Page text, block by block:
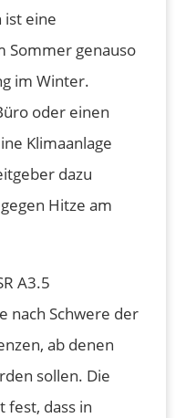
ist eine
Sommer genauso
im Winter.
oder einen
Klimaanlage
dazu
Hitze am
A3.5
nach Schwere der
ab denen
sollen. Die
fest, dass in